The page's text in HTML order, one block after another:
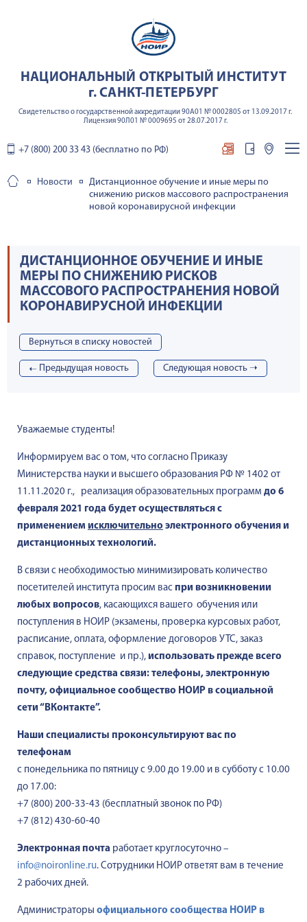
НАЦИОНАЛЬНЫЙ ОТКРЫТЫЙ ИНСТИТУТ
г. САНКТ-ПЕТЕРБУРГ
Свидетельство о государственной аккредитации 90А01 № 0002805 от 13.09.2017 г.
Лицензия 90Л01 № 0009695 от 28.07.2017 г.
+7 (800) 200 33 43 (бесплатно по РФ)
Новости
Дистанционное обучение и иные меры по
снижению рисков массового распространения
новой коронавирусной инфекции
ДИСТАНЦИОННОЕ ОБУЧЕНИЕ И ИНЫЕ
МЕРЫ ПО СНИЖЕНИЮ РИСКОВ
МАССОВОГО РАСПРОСТРАНЕНИЯ НОВОЙ
КОРОНАВИРУСНОЙ ИНФЕКЦИИ
Вернуться в списку новостей
➝ Предыдущая новость Cледующая новость ➝
Уважаемые студенты!
Информируем вас о том, что согласно Приказу
Министерства науки и высшего образования РФ № 1402 от
11.11.2020 г., реализация образовательных программ до 6
февраля 2021 года будет осуществляться с
применением исключительно электронного обучения и
дистанционных технологий.
В связи с необходимостью минимизировать количество
посетителей института просим вас при возникновении
любых вопросов, касающихся вашего обучения или
поступления в НОИР (экзамены, проверка курсовых работ,
расписание, оплата, оформление договоров УТС, заказ
справок, поступление и пр.), использовать прежде всего
следующие средства связи: телефоны, электронную
почту, официальное сообщество НОИР в социальной
сети “ВКонтакте”.
Наши специалисты проконсультируют вас по
телефонам
с понедельника по пятницу с 9.00 до 19.00 и в субботу с 10.00
до 17.00:
+7 (800) 200-33-43 (бесплатный звонок по РФ)
+7 (812) 430-60-40
Электронная почта работает круглосуточно –
info@noironline.ru. Сотрудники НОИР ответят вам в течение
2 рабочих дней.
Администраторы официального сообщества НОИР в